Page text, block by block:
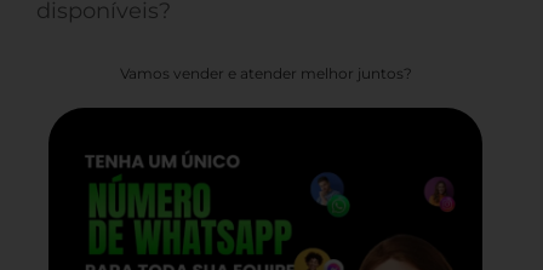
disponíveis?
Vamos vender e atender melhor juntos?